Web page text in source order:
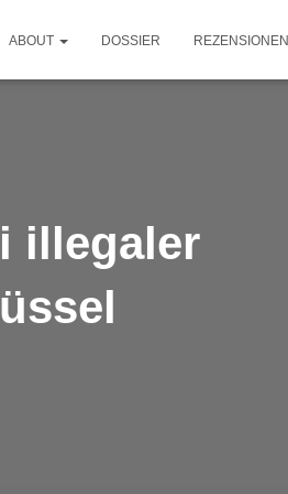
ABOUT DOSSIER REZENSIONEN
illegaler